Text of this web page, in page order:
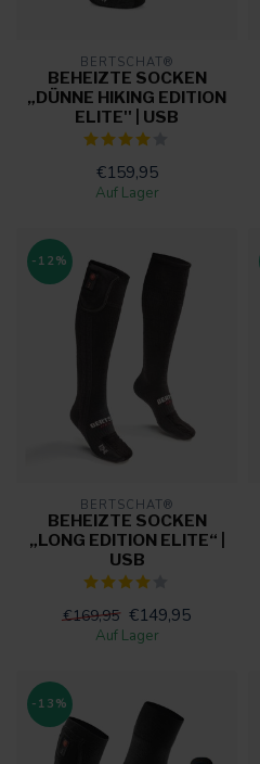
BERTSCHAT®
BEHEIZTE SOCKEN
„DÜNNE HIKING EDITION
ELITE'' | USB
€159,95
Auf Lager
-12%
BERTSCHAT®
BEHEIZTE SOCKEN
„LONG EDITION ELITE“ |
USB
€169,95 €149,95
Auf Lager
-13%